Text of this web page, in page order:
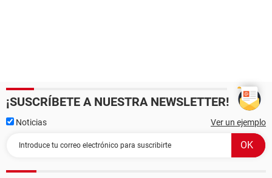
¡SUSCRÍBETE A NUESTRA NEWSLETTER!
Noticias Ver un ejemplo